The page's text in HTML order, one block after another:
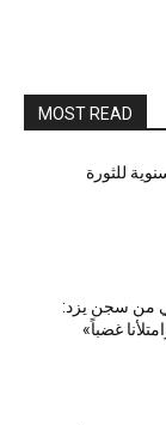
MOST READ
السنوية للثورة
من سجن يزد:
غضباً»